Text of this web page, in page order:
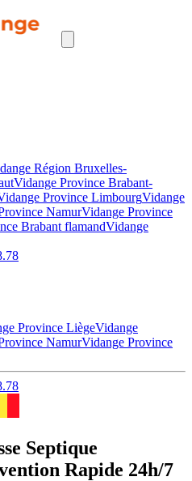
Région Bruxelles-
Vidange Province Brabant-
Province LimbourgVidange
NamurVidange Province
Brabant flamandVidange
Province LiègeVidange
NamurVidange Province
Septique
Rapide 24h/7